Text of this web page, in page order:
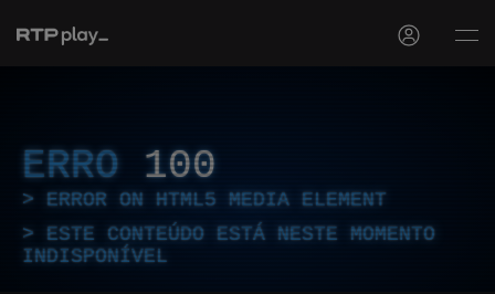
ERRO 100
ERROR ON HTML5 MEDIA ELEMENT
ESTE CONTEÚDO ESTÁ NESTE MOMENTO
INDISPONÍVEL